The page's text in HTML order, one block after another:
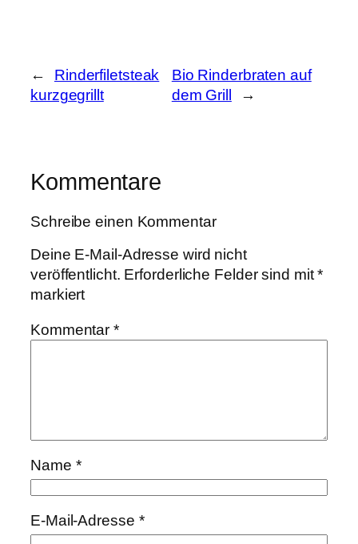
←
Rinderfiletsteak
kurzgegrillt
Bio Rinderbraten auf
dem Grill
→
Kommentare
Schreibe einen Kommentar
Deine E-Mail-Adresse wird nicht
veröffentlicht. Erforderliche Felder sind mit*
markiert
Kommentar*
Name *
E-Mail-Adresse *